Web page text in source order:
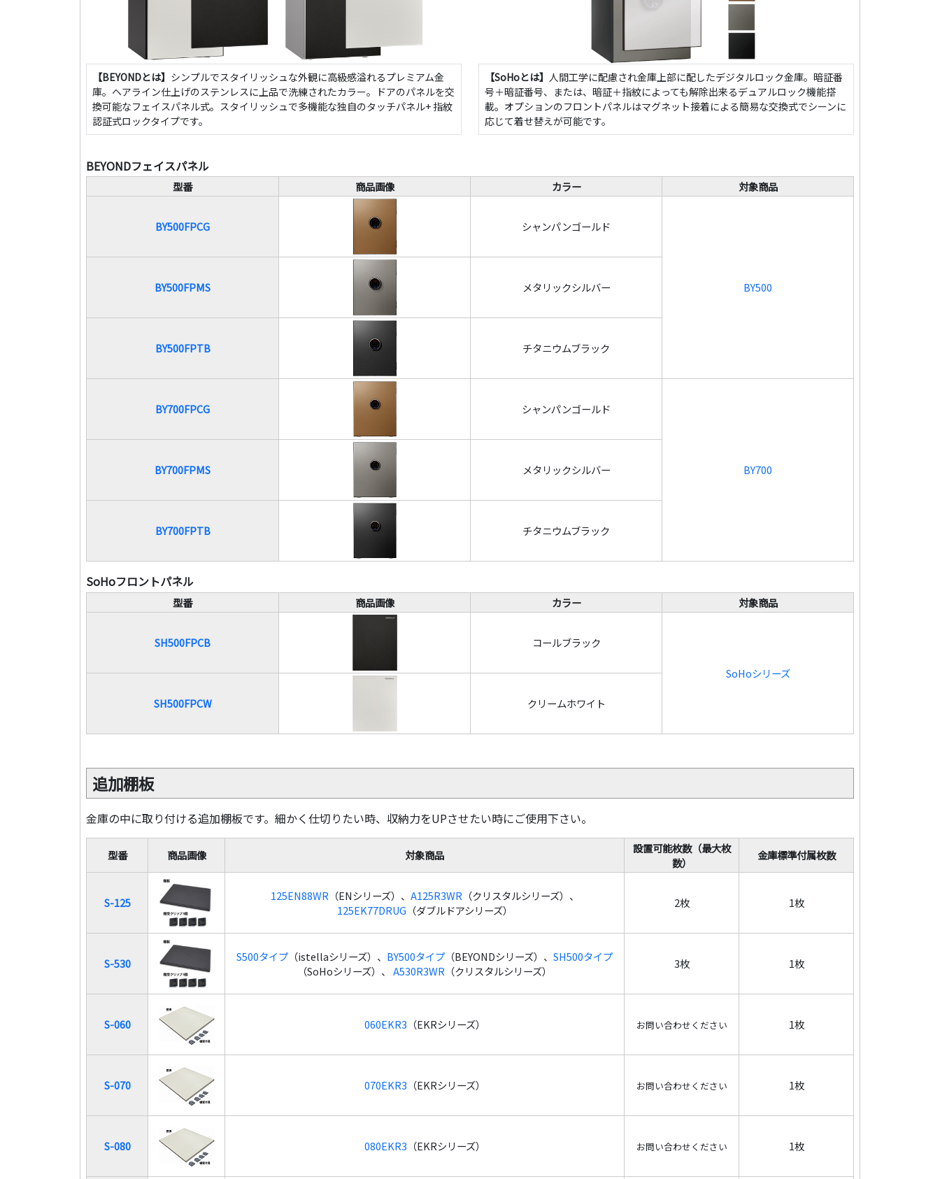
【BEYONDとは】 シンプルでスタイリッシュな外観に高級感溢れるプレミアム金
庫。ヘアライン仕上げのステンレスに上品で洗練されたカラー。ドアのパネルを交
換可能なフェイスパネル式。スタイリッシュで多機能な独自のタッチパネル+ 指紋
認証式ロックタイプです。
【SoHoとは】 人間工学に配慮され金庫上部に配したデジタルロック金庫。暗証番
号＋暗証番号、または、暗証＋指紋によっても解除出来るデュアルロック機能搭
載。オプションのフロントパネルはマグネット接着による簡易な交換式でシーンに
応じて着せ替えが可能です。
BEYONDフェイスパネル
型番 商品画像 カラー 対象商品
BY500FPCG シャンパンゴールド
BY500
BY500FPMS メタリックシルバー
BY500FPTB チタニウムブラック
BY700FPCG シャンパンゴールド
BY700
BY700FPMS メタリックシルバー
BY700FPTB チタニウムブラック
SoHoフロントパネル
型番 商品画像 カラー 対象商品
SH500FPCB コールブラック
SoHoシリーズ
SH500FPCW クリームホワイト
追加棚板
金庫の中に取り付ける追加棚板です。細かく仕切りたい時、収納力をUPさせたい時にご使用下さい。
型番 商品画像 対象商品
設置可能枚数（最大枚
数）
金庫標準付属枚数
S-125 125EN88WR （ENシリーズ）、 A125R3WR （クリスタルシリーズ）、
125EK77DRUG （ダブルドアシリーズ）
2枚 1枚
S-530 S500タイプ （istellaシリーズ）、 BY500タイプ （BEYONDシリーズ）、 SH500タイプ
（SoHoシリーズ）、
A530R3WR （クリスタルシリーズ）
3枚 1枚
S-060 060EKR3 （EKRシリーズ） お問い合わせください 1枚
S-070 070EKR3 （EKRシリーズ） お問い合わせください 1枚
S-080 080EKR3 （EKRシリーズ） お問い合わせください 1枚